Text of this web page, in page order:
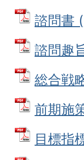
諮問書
諮問趣
総合戦
前期施
目標指